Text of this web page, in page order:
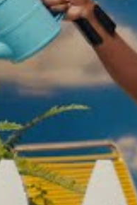
Un scandale comme on en a
rarement vu ces dernières
: James Harden réussit son
les arbitres lui refusent les 2
décembre 4, 2019
Dans "Actualités"
NBA